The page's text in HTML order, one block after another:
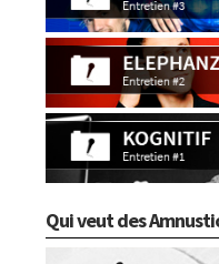
Qui veut des